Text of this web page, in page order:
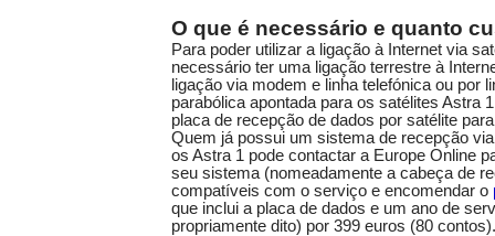
O que é necessário e quanto
Para poder utilizar a ligação à Internet via
necessário ter uma ligação terrestre à
ligação via modem e linha telefónica ou por
parabólica apontada para os satélites Astra
placa de recepção de dados por satélite
Quem já possui um sistema de recepção
os Astra 1 pode contactar a Europe Online
seu sistema (nomeadamente a cabeça de
compatíveis com o serviço e encomendar o
que inclui a placa de dados e um ano de
propriamente dito) por 399 euros (80 contos).